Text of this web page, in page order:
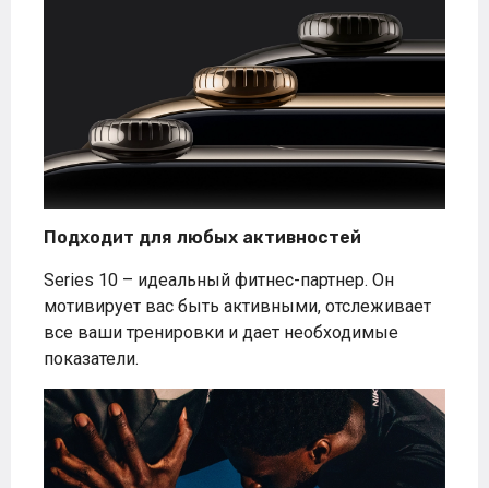
Подходит для любых активностей
Series 10 – идеальный фитнес-партнер. Он
мотивирует вас быть активными, отслеживает
все ваши тренировки и дает необходимые
показатели.